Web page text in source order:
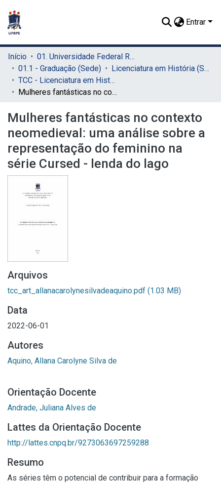
Entrar
Início
01. Universidade Federal Rural de Pernambuco - UFRPE (Sede)
01.1 - Graduação (Sede)
Licenciatura em História (Sede)
TCC - Licenciatura em História (Sede)
Mulheres fantásticas no contexto neomedieval: uma análise sobre a representação do feminino na série Cursed - lenda do lago
Mulheres fantásticas no contexto
neomedieval: uma análise sobre a
representação do feminino na
série Cursed - lenda do lago
Arquivos
tcc_art_allanacarolynesilvadeaquino.pdf (1.03 MB)
Data
2022-06-01
Autores
Aquino, Allana Carolyne Silva de
Orientação Docente
Andrade, Juliana Alves de
Lattes da Orientação Docente
http://lattes.cnpq.br/9273063697259288
Resumo
As séries têm o potencial de contribuir para a formação